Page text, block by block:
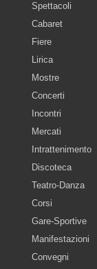
Spettacoli
Cabaret
Fiere
Lirica
Mostre
Concerti
Incontri
Mercati
Intrattenimento
Discoteca
Teatro-Danza
Corsi
Gare-Sportive
Manifestazioni
Convegni